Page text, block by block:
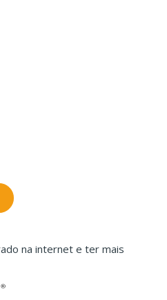
na internet e ter mais